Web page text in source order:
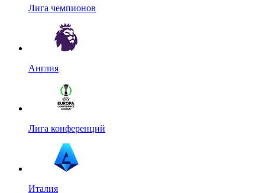
Лига чемпионов
Англия
Лига конференций
Италия